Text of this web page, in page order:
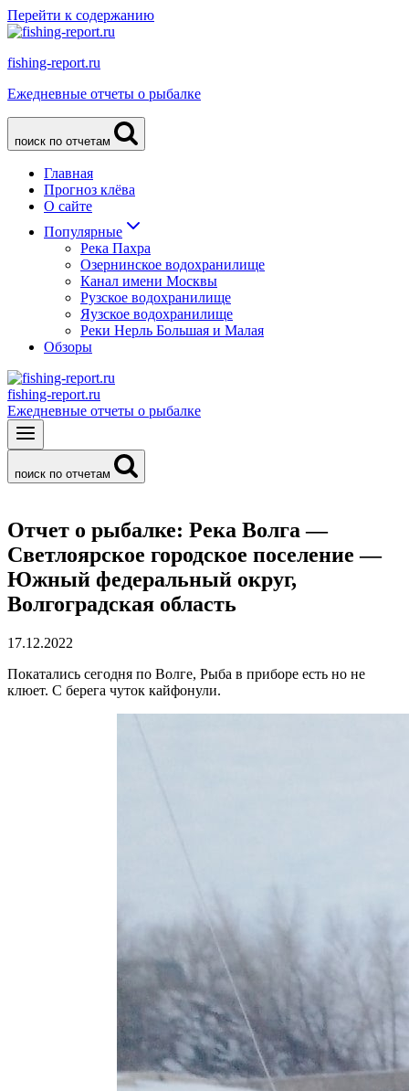
Перейти к содержанию
fishing-report.ru
Ежедневные отчеты о рыбалке
поиск по отчетам
Главная
Прогноз клёва
О сайте
Популярные
Река Пахра
Озернинское водохранилище
Канал имени Москвы
Рузское водохранилище
Яузское водохранилище
Реки Нерль Большая и Малая
Обзоры
fishing-report.ru
Ежедневные отчеты о рыбалке
поиск по отчетам
Отчет о рыбалке: Река Волга —
Светлоярское городское поселение —
Южный федеральный округ,
Волгоградская область
17.12.2022
Покатались сегодня по Волге, Рыба в приборе есть но не
клюет. С берега чуток кайфонули.